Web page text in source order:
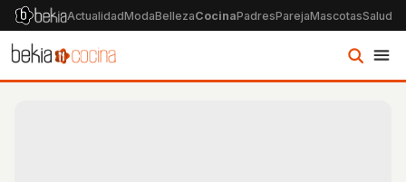
ActualidadModaBellezaCocinaPadresParejaMascotasSalud